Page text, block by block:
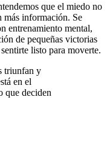
que el miedo no
más información. Se
entrenamiento mental,
de pequeñas victorias
listo para moverte.
triunfan y
en el
que deciden